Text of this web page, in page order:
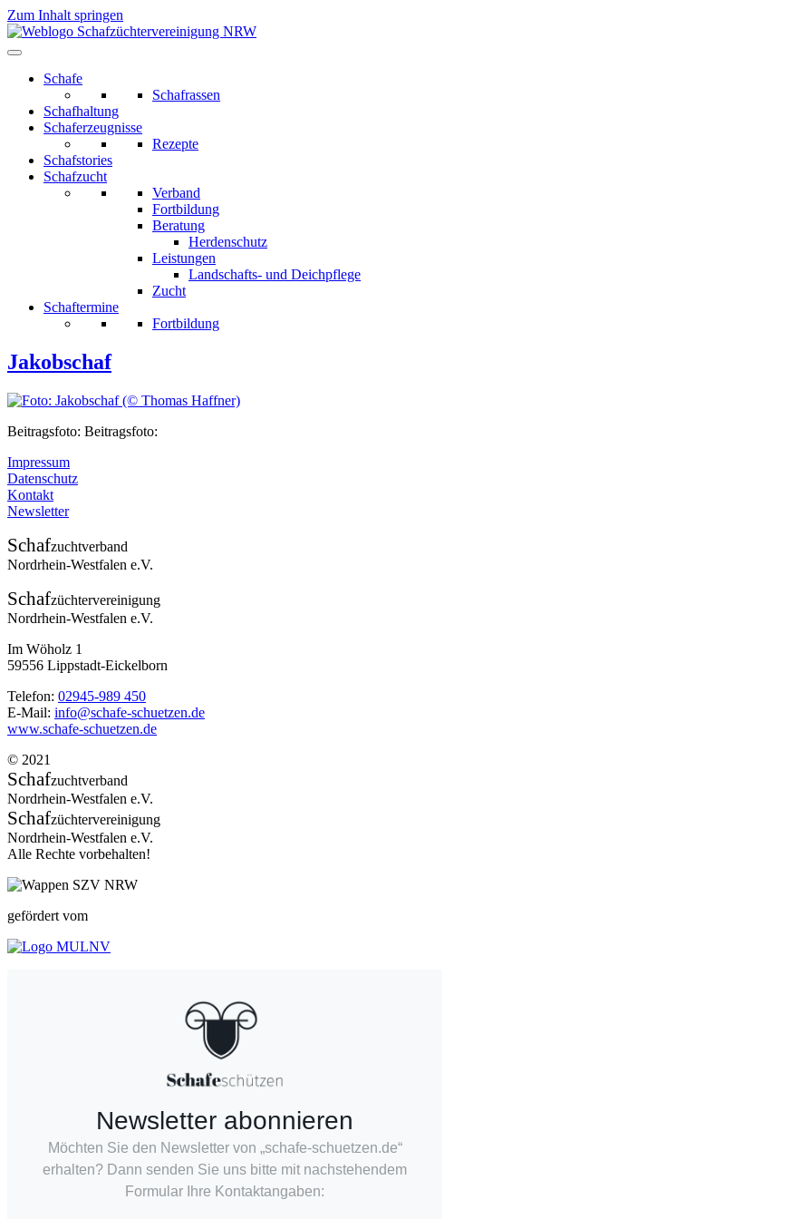
Zum Inhalt springen
Schafe
Schafrassen
Schafhaltung
Schaferzeugnisse
Rezepte
Schafstories
Schafzucht
Verband
Fortbildung
Beratung
Herdenschutz
Leistungen
Landschafts- und Deichpflege
Zucht
Schaftermine
Fortbildung
Jakobschaf
Beitragsfoto: Beitragsfoto:
Impressum
Datenschutz
Kontakt
Newsletter
Schafzuchtverband
Nordrhein-Westfalen e.V.
Schafzüchtervereinigung
Nordrhein-Westfalen e.V.
Im Wöholz 1
59556 Lippstadt-Eickelborn
Telefon: 02945-989 450
E-Mail: info@schafe-schuetzen.de
www.schafe-schuetzen.de
© 2021
Schafzuchtverband
Nordrhein-Westfalen e.V.
Schafzüchtervereinigung
Nordrhein-Westfalen e.V.
Alle Rechte vorbehalten!
gefördert vom
Newsletter abonnieren
Möchten Sie den Newsletter von „schafe-schuetzen.de“
erhalten? Dann senden Sie uns bitte mit nachstehendem
Formular Ihre Kontaktangaben: